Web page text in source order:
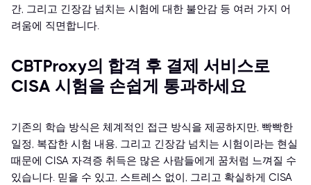
간, 그리고 긴장감 넘치는 시험에 대한 불안감 등 여러 가지 어
려움에 직면합니다.
CBTProxy의 합격 후 결제 서비스로
CISA 시험을 손쉽게 통과하세요
기존의 학습 방식은 체계적인 접근 방식을 제공하지만, 빡빡한
일정, 복잡한 시험 내용, 그리고 긴장감 넘치는 시험이라는 현실
때문에 CISA 자격증 취득은 많은 사람들에게 꿈처럼 느껴질 수
있습니다. 믿을 수 있고, 스트레스 없이, 그리고 확실하게 CISA